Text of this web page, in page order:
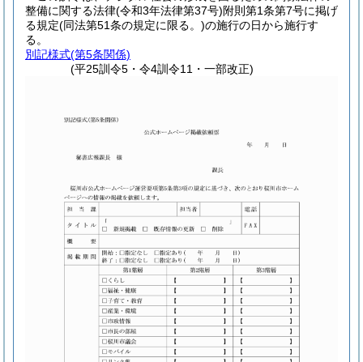
整備に関する法律(令和3年法律第37号)附則第1条第7号に掲げ
る規定(同法第51条の規定に限る。)の施行の日から施行す
る。
別記様式(第5条関係)
(平25訓令5・令4訓令11・一部改正)